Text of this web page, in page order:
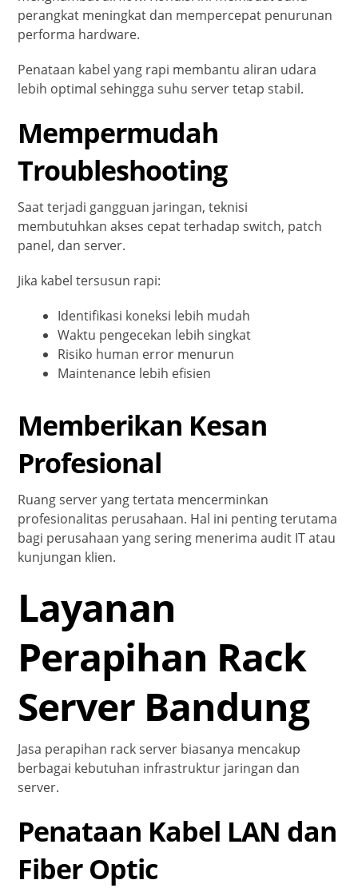
perangkat meningkat dan mempercepat penurunan
performa hardware.
Penataan kabel yang rapi membantu aliran udara
lebih optimal sehingga suhu server tetap stabil.
Mempermudah
Troubleshooting
Saat terjadi gangguan jaringan, teknisi
membutuhkan akses cepat terhadap switch, patch
panel, dan server.
Jika kabel tersusun rapi:
Identifikasi koneksi lebih mudah
Waktu pengecekan lebih singkat
Risiko human error menurun
Maintenance lebih efisien
Memberikan Kesan
Profesional
Ruang server yang tertata mencerminkan
profesionalitas perusahaan. Hal ini penting terutama
bagi perusahaan yang sering menerima audit IT atau
kunjungan klien.
Layanan
Perapihan Rack
Server Bandung
Jasa perapihan rack server biasanya mencakup
berbagai kebutuhan infrastruktur jaringan dan
server.
Penataan Kabel LAN dan
Fiber Optic